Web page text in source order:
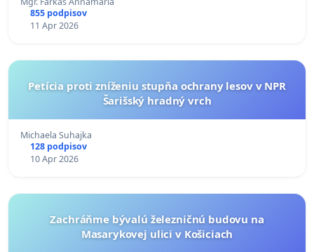
855 podpisov
11 Apr 2026
Petícia proti zníženiu stupňa ochrany lesov v NPR
Šarišský hradný vrch
Michaela Suhajka
128 podpisov
10 Apr 2026
Zachráňme bývalú železničnú budovu na
Masarykovej ulici v Košiciach